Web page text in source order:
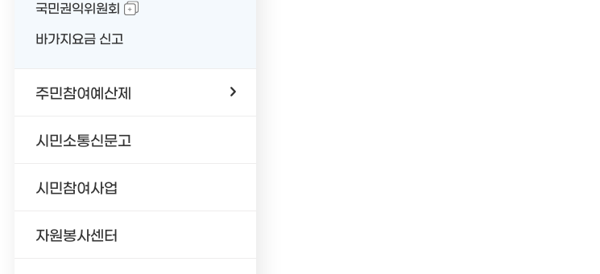
국민권익위원회
바가지요금 신고
주민참여예산제
시민소통신문고
시민참여사업
자원봉사센터